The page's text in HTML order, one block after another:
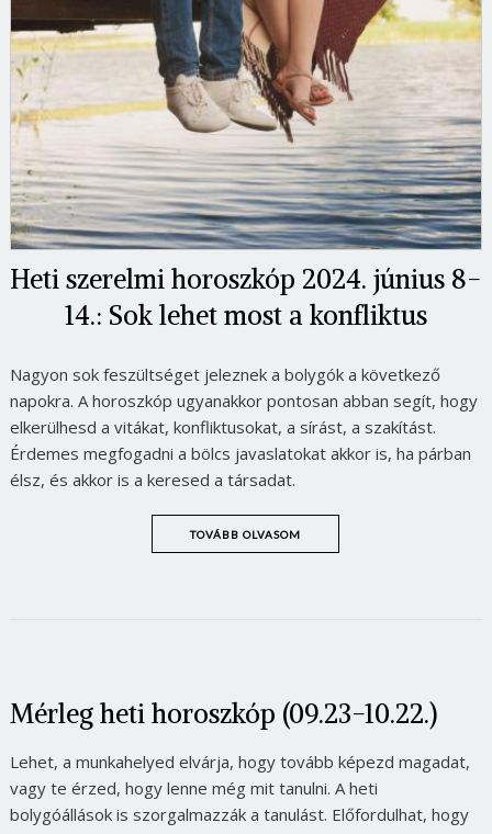
Heti szerelmi horoszkóp 2024. június 8-
14.: Sok lehet most a konfliktus
Nagyon sok feszültséget jeleznek a bolygók a következő
napokra. A horoszkóp ugyanakkor pontosan abban segít, hogy
elkerülhesd a vitákat, konfliktusokat, a sírást, a szakítást.
Érdemes megfogadni a bölcs javaslatokat akkor is, ha párban
élsz, és akkor is a keresed a társadat.
TOVÁBB OLVASOM
Mérleg heti horoszkóp (09.23-10.22.)
Lehet, a munkahelyed elvárja, hogy tovább képezd magadat,
vagy te érzed, hogy lenne még mit tanulni. A heti
bolygóállások is szorgalmazzák a tanulást. Előfordulhat, hogy